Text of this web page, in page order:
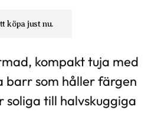
köpa just nu.
kompakt tuja med
barr som håller färgen
soliga till halvskuggiga